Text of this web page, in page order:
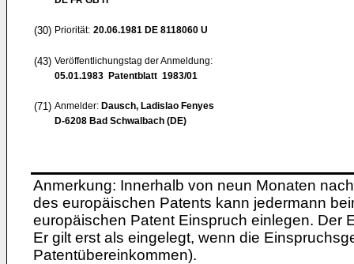
(30) Priorität: 20.06.1981 DE 8118060 U
(43) Veröffentlichungstag der Anmeldung:
05.01.1983 Patentblatt 1983/01
(71) Anmelder: Dausch, Ladislao Fenyes
D-6208 Bad Schwalbach (DE)
Anmerkung: Innerhalb von neun Monaten
des europäischen Patents kann jedermann
europäischen Patent Einspruch einlegen. Der
Er gilt erst als eingelegt, wenn die
Patentübereinkommen).